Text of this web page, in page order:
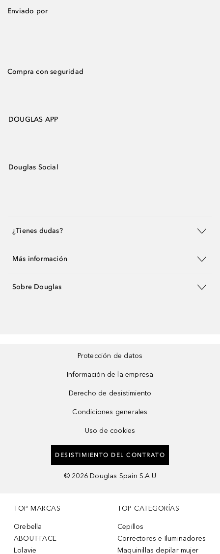
Enviado por
Compra con seguridad
DOUGLAS APP
Douglas Social
¿Tienes dudas?
Más información
Sobre Douglas
Protección de datos
Información de la empresa
Derecho de desistimiento
Condiciones generales
Uso de cookies
DESISTIMIENTO DEL CONTRATO
© 2026 Douglas Spain S.A.U
TOP MARCAS
Orebella
ABOUT-FACE
Lolavie
TOP CATEGORÍAS
Cepillos
Correctores e Iluminadores
Maquinillas depilar mujer